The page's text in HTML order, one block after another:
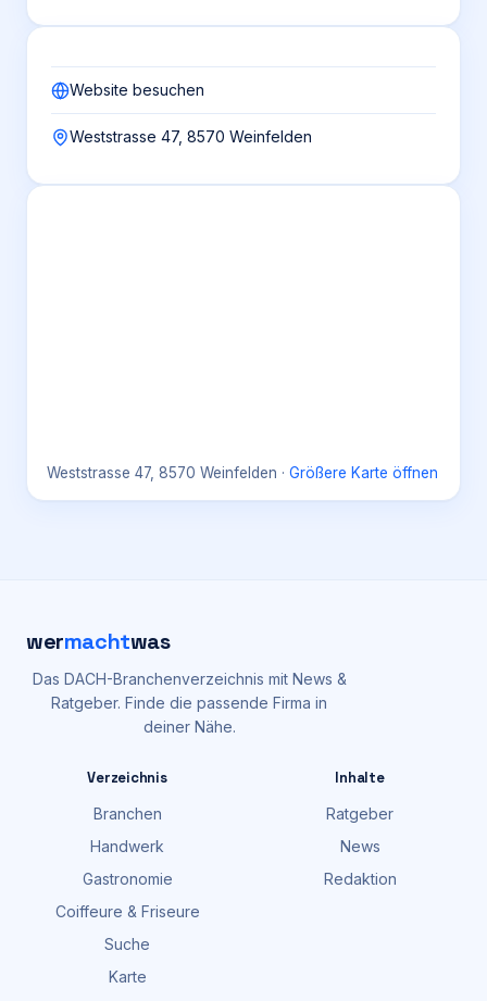
Website besuchen
Weststrasse 47, 8570 Weinfelden
Weststrasse 47, 8570 Weinfelden · Größere Karte öffnen
wermachtwas
Das DACH-Branchenverzeichnis mit News &
Ratgeber. Finde die passende Firma in
deiner Nähe.
Verzeichnis
Branchen
Handwerk
Gastronomie
Coiffeure & Friseure
Suche
Karte
Inhalte
Ratgeber
News
Redaktion